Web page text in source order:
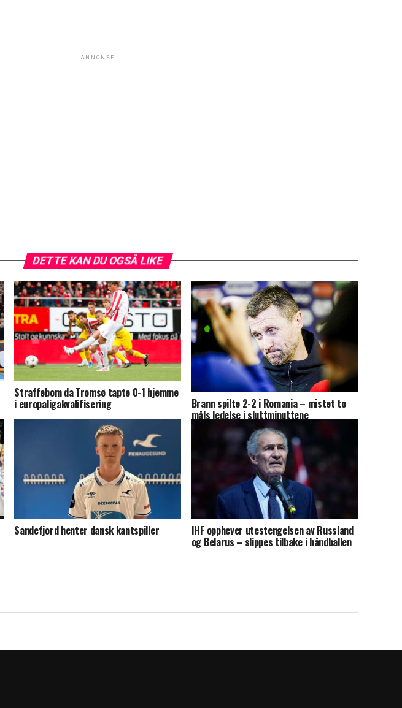
ANNONSE
DETTE KAN DU OGSÅ LIKE
Straffebom da Tromsø tapte 0-1 hjemme
i europaligakvalifisering Brann spilte 2-2 i Romania – mistet to
måls ledelse i sluttminuttene
Sandefjord henter dansk kantspiller IHF opphever utestengelsen av Russland
og Belarus – slippes tilbake i håndballen